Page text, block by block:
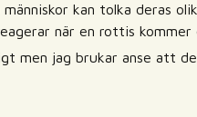
människor kan tolka deras
när en rottis kommer
men jag brukar anse att